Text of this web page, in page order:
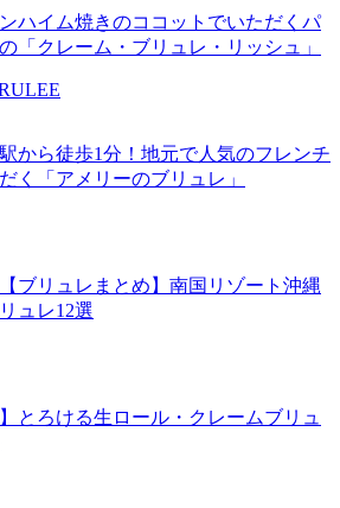
ハイム焼きのココットでいただくパ
「クレーム・ブリュレ・リッシュ」
から徒歩1分！地元で人気のフレンチ
く「アメリーのブリュレ」
ブリュレまとめ】南国リゾート沖縄
ュレ12選
とろける生ロール・クレームブリュ